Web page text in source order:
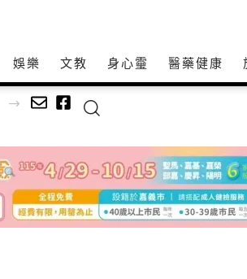
娛樂 文教 身心𩆜 醫藥健康